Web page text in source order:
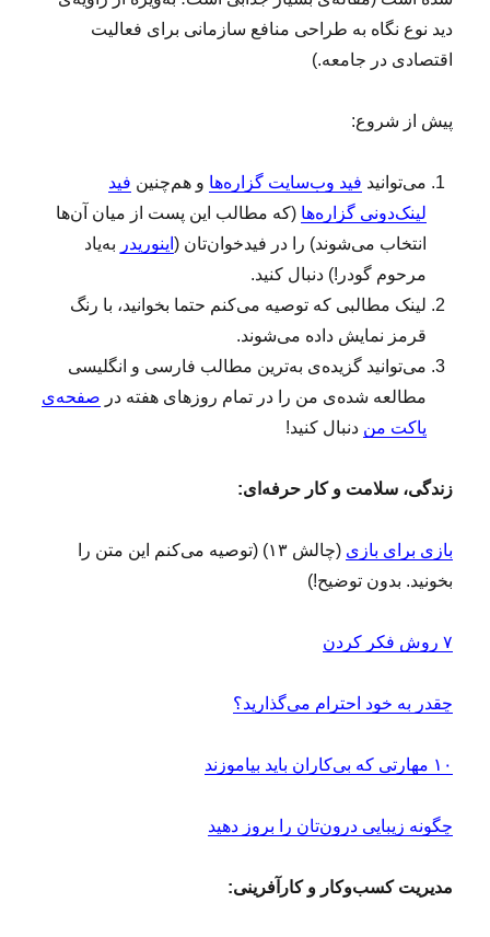
دید نوع نگاه به طراحی منافع سازمانی برای فعالیت
اقتصادی در جامعه.)
پیش از شروع:
می‌توانید فید وب‌سایت گزاره‌ها و هم‌چنین فید
لینک‌دونی گزاره‌ها (که مطالب این پست از میان آن‌ها
انتخاب می‌شوند) را در فیدخوان‌تان ( اینوریدر به‌یاد
مرحوم گودر!) دنبال کنید.
لینک‌ مطالبی که توصیه می‌کنم حتما بخوانید، با رنگ
قرمز نمایش داده می‌شوند.
می‌توانید گزیده‌ی به‌ترین مطالب فارسی و انگلیسی
مطالعه‌ شده‌ی من را در تمام روزهای هفته در صفحه‌ی
پاکت من دنبال کنید!
زندگی، سلامت و کار حرفه‌ای:
بازی برای بازی
(چالش ۱۳) (توصیه می‌کنم این متن را
بخونید. بدون توضیح!)
۷ روش فکر کردن‌
چقدر به خود احترام می‌گذارید؟
۱۰ مهارتی که بی‌کاران باید بیاموزند
چگونه زیبایی درون‌تان را بروز دهید
مدیریت کسب‌وکار و کارآفرینی: